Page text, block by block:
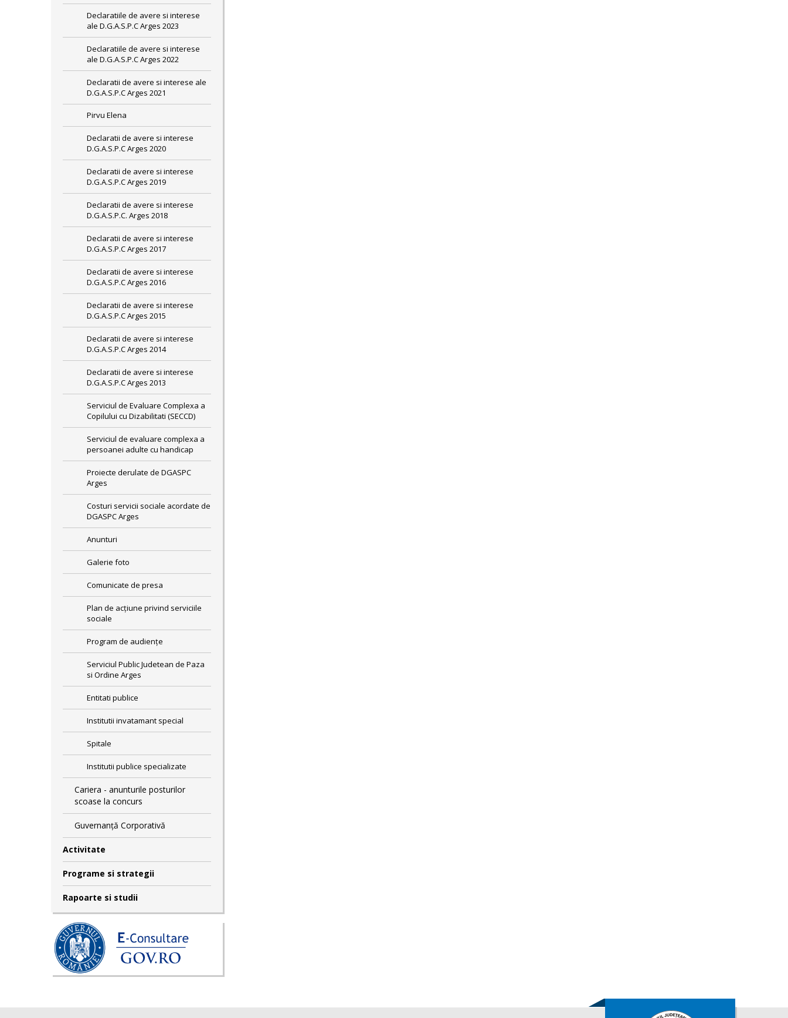
Declaratiile de avere si interese
ale D.G.A.S.P.C Arges 2023
Declaratiile de avere si interese
ale D.G.A.S.P.C Arges 2022
Declaratii de avere si interese ale
D.G.A.S.P.C Arges 2021
Pirvu Elena
Declaratii de avere si interese
D.G.A.S.P.C Arges 2020
Declaratii de avere si interese
D.G.A.S.P.C Arges 2019
Declaratii de avere si interese
D.G.A.S.P.C. Arges 2018
Declaratii de avere si interese
D.G.A.S.P.C Arges 2017
Declaratii de avere si interese
D.G.A.S.P.C Arges 2016
Declaratii de avere si interese
D.G.A.S.P.C Arges 2015
Declaratii de avere si interese
D.G.A.S.P.C Arges 2014
Declaratii de avere si interese
D.G.A.S.P.C Arges 2013
Serviciul de Evaluare Complexa a
Copilului cu Dizabilitati (SECCD)
Serviciul de evaluare complexa a
persoanei adulte cu handicap
Proiecte derulate de DGASPC
Arges
Costuri servicii sociale acordate de
DGASPC Arges
Anunturi
Galerie foto
Comunicate de presa
Plan de acţiune privind serviciile
sociale
Program de audiențe
Serviciul Public Judetean de Paza
si Ordine Arges
Entitati publice
Institutii invatamant special
Spitale
Institutii publice specializate
Cariera - anunturile posturilor
scoase la concurs
Guvernanță Corporativă
Activitate
Programe si strategii
Rapoarte si studii